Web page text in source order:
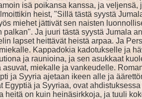
isä poikansa kanssa, ja veljensä,
heist, "Sillä tästä syystä
miehet jättivät sen naisten
Ja juuri tästä syystä Jumala
lapset heittävät heistä arpaa. Ja
Kappadokia kadotukselle ja
ja raunioina, ja sen asukkaat
miekalle ja vankeudelle.
ja Syyria ajetaan ikeen alle ja
ja Syyriaa, ovat
heitä on kuin heinäsirkkoja, ja tuuli